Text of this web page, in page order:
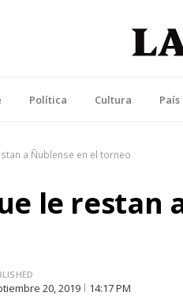
Política Cultura País
a Ñublense en el torneo
le restan
20, 2019 14:17 PM